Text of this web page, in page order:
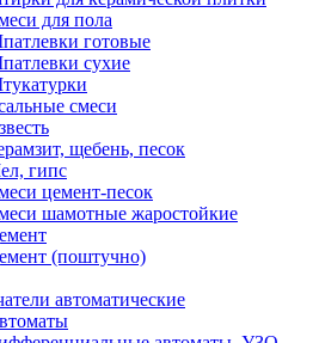
для пола
готовые
сухие
смеси
щебень, песок
гипс
цемент-песок
шамотные жаростойкие
(поштучно)
автоматические